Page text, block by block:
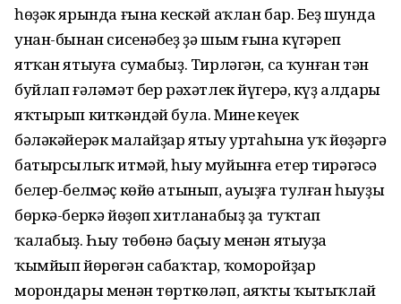
һөҙәк ярында ғына кескәй аҡлан бар. Беҙ шунда
унан-бынан сисенәбеҙ ҙә шым ғына күгәреп
ятҡан ятыуға сумабыҙ. Тирләгән, саң ҡунған тән
буйлап ғәләмәт бер рәхәтлек йүгерә, күҙ алдары
яҡтырып киткәндәй була. Минең кеүек
бәләкәйерәк малайҙар ятыу уртаһына уҡ йөҙәргә
батырсылыҡ итмәй, һыу муйынға етер тирәгәсә
белер-белмәҫ көйө атынып, ауыҙға тулған һыуҙы
бөркә-беркә йөҙөп хитланабыҙ ҙа туҡтап
ҡалабыҙ. Һыу төбөнә баҫыу менән ятыуҙа
ҡымйып йөрөгән сабаҡтар, ҡоморойҙар
морондары менән төрткөләп, аяҡты ҡытыҡлай